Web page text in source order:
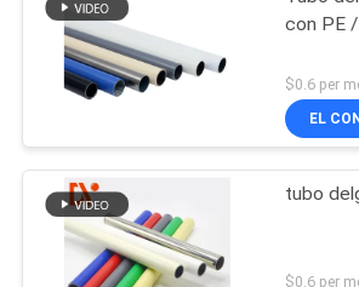
con PE
EL
tubo
$0.6 per